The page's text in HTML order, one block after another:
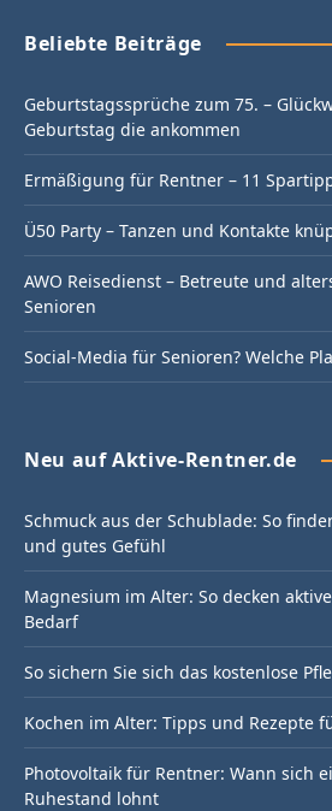
Beliebte Beiträge
Geburtstagssprüche zum 75. –
Geburtstag die ankommen
Ermäßigung für Rentner – 11
Ü50 Party – Tanzen und Kontakte
AWO Reisedienst – Betreute und
Senioren
Social-Media für Senioren? Welche
Neu auf Aktive-Rentner.de
Schmuck aus der Schublade: So
und gutes Gefühl
Magnesium im Alter: So decken
Bedarf
So sichern Sie sich das kostenlose
Kochen im Alter: Tipps und Rezepte
Photovoltaik für Rentner: Wann sich
Ruhestand lohnt